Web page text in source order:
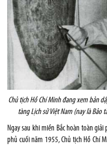
Chủ tịch Hồ Chí Minh đang xem bản
tàng Lịch sử ViệtNam(nay là Bảo
Ngay sau khi miền Bắc hoàn toàn
phủ cuối năm 1955, Chủ tịch Hồ Chí